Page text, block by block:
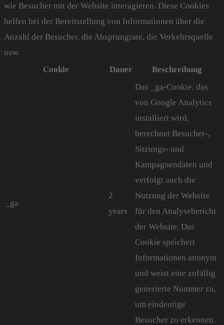
wie Besucher mit der Website interagieren. Diese Cookies
helfen bei der Bereitstellung von Informationen über die
Anzahl der Besucher, die Absprungrate, die Verkehrsquelle
usw.
Cookie
Dauer Beschreibung
_ga
2
years
Das _ga-Cookie, das
von Google Analytics
installiert wird,
berechnet Besucher-,
Sitzungs- und
Kampagnendaten und
verfolgt auch die
Nutzung der Website
für den Analysebericht
der Website. Das
Cookie speichert
Informationen anonym
und weist eine zufällig
generierte Nummer zu,
um eindeutige
Besucher zu erkennen.